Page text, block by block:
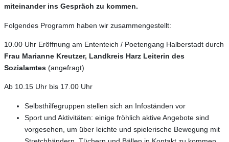
miteinander ins Gespräch zu kommen.
Folgendes Programm haben wir zusammengestellt:
10.00 Uhr Eröffnung am Ententeich / Poetengang Halberstadt durch
Frau Marianne Kreutzer, Landkreis Harz Leiterin des
Sozialamtes (angefragt)
Ab 10.15 Uhr bis 17.00 Uhr
Selbsthilfegruppen stellen sich an Infoständen vor
Sport und Aktivitäten: einige fröhlich aktive Angebote sind
vorgesehen, um über leichte und spielerische Bewegung mit